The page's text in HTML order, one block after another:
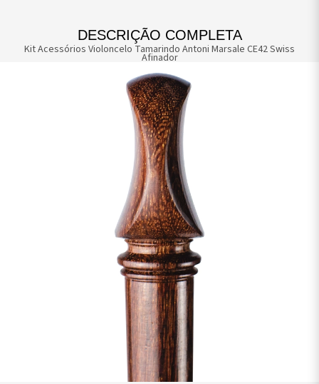
DESCRIÇÃO COMPLETA
Kit Acessórios Violoncelo Tamarindo Antoni Marsale CE42 Swiss
Afinador